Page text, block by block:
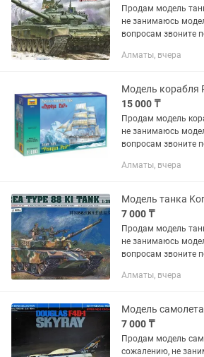
Продам модель
не занимаюсь
вопросам звоните
собранная, клей и
Алматы, вчера
15 000 ₸
Продам модель
не занимаюсь
вопросам звоните
собранная, клей и
Алматы, вчера
7 000 ₸
Продам модель
не занимаюсь
вопросам звоните
собранная, клей и
Алматы, вчера
7 000 ₸
Продам модель
сожалению, не